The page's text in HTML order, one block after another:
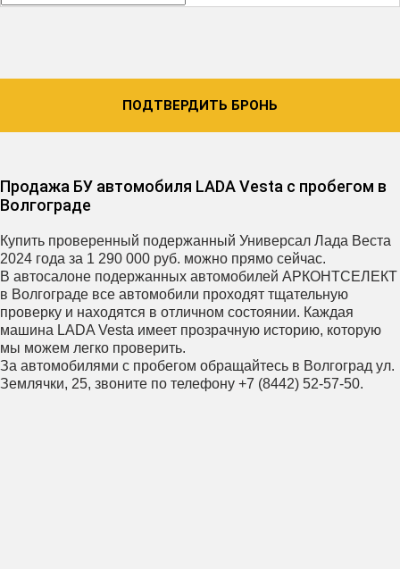
ПОДТВЕРДИТЬ БРОНЬ
Продажа БУ автомобиля LADA Vesta с пробегом в
Волгограде
Купить проверенный подержанный Универсал Лада Веста
2024 года за 1 290 000 руб. можно прямо сейчас.
В автосалоне подержанных автомобилей АРКОНТСЕЛЕКТ
в Волгограде все автомобили проходят тщательную
проверку и находятся в отличном состоянии. Каждая
машина LADA Vesta имеет прозрачную историю, которую
мы можем легко проверить.
За автомобилями с пробегом обращайтесь в Волгоград ул.
Землячки, 25, звоните по телефону +7 (8442) 52-57-50.